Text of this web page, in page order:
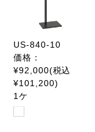
US-840-10
価格：
¥92,000(税込
¥101,200)
1ケ